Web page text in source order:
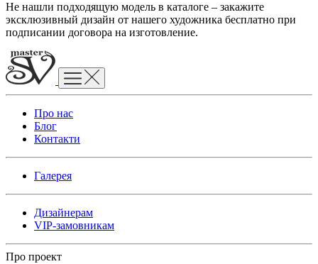
Не нашли подходящую модель в каталоге – закажите
эксклюзивный дизайн от нашего художника бесплатно при
подписании договора на изготовление.
Про нас
Блог
Контакти
Галерея
Дизайнерам
VIP-замовникам
Про проект